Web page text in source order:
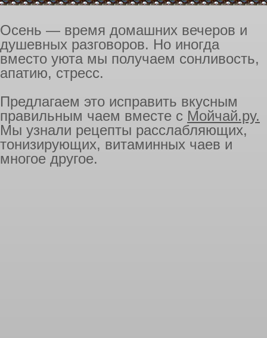
Осень — время домашних вечеров и
душевных разговоров. Но иногда
вместо уюта мы получаем сонливость,
апатию, стресс.
Предлагаем это исправить вкусным
правильным чаем вместе с Мойчай.ру.
Мы узнали рецепты расслабляющих,
тонизирующих, витаминных чаев и
многое другое.